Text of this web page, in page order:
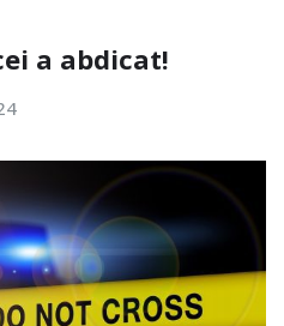
a abdicat!